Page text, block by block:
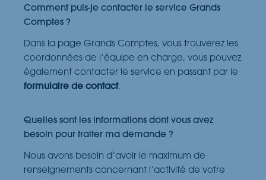
Comment puis-je contacter le service Grands
Comptes ?
Dans la page Grands Comptes, vous trouverez les
coordonnées de l’équipe en charge, vous pouvez
également contacter le service en passant par le
formulaire de contact.
Quelles sont les informations dont vous avez
besoin pour traiter ma demande ?
Nous avons besoin d’avoir le maximum de
renseignements concernant l’activité de votre